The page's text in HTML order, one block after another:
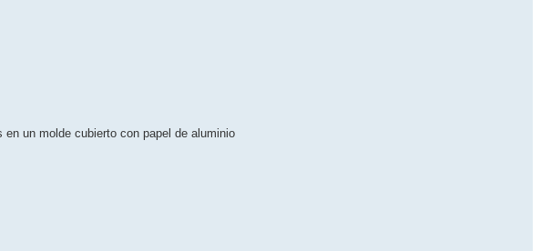
un molde cubierto con papel de aluminio